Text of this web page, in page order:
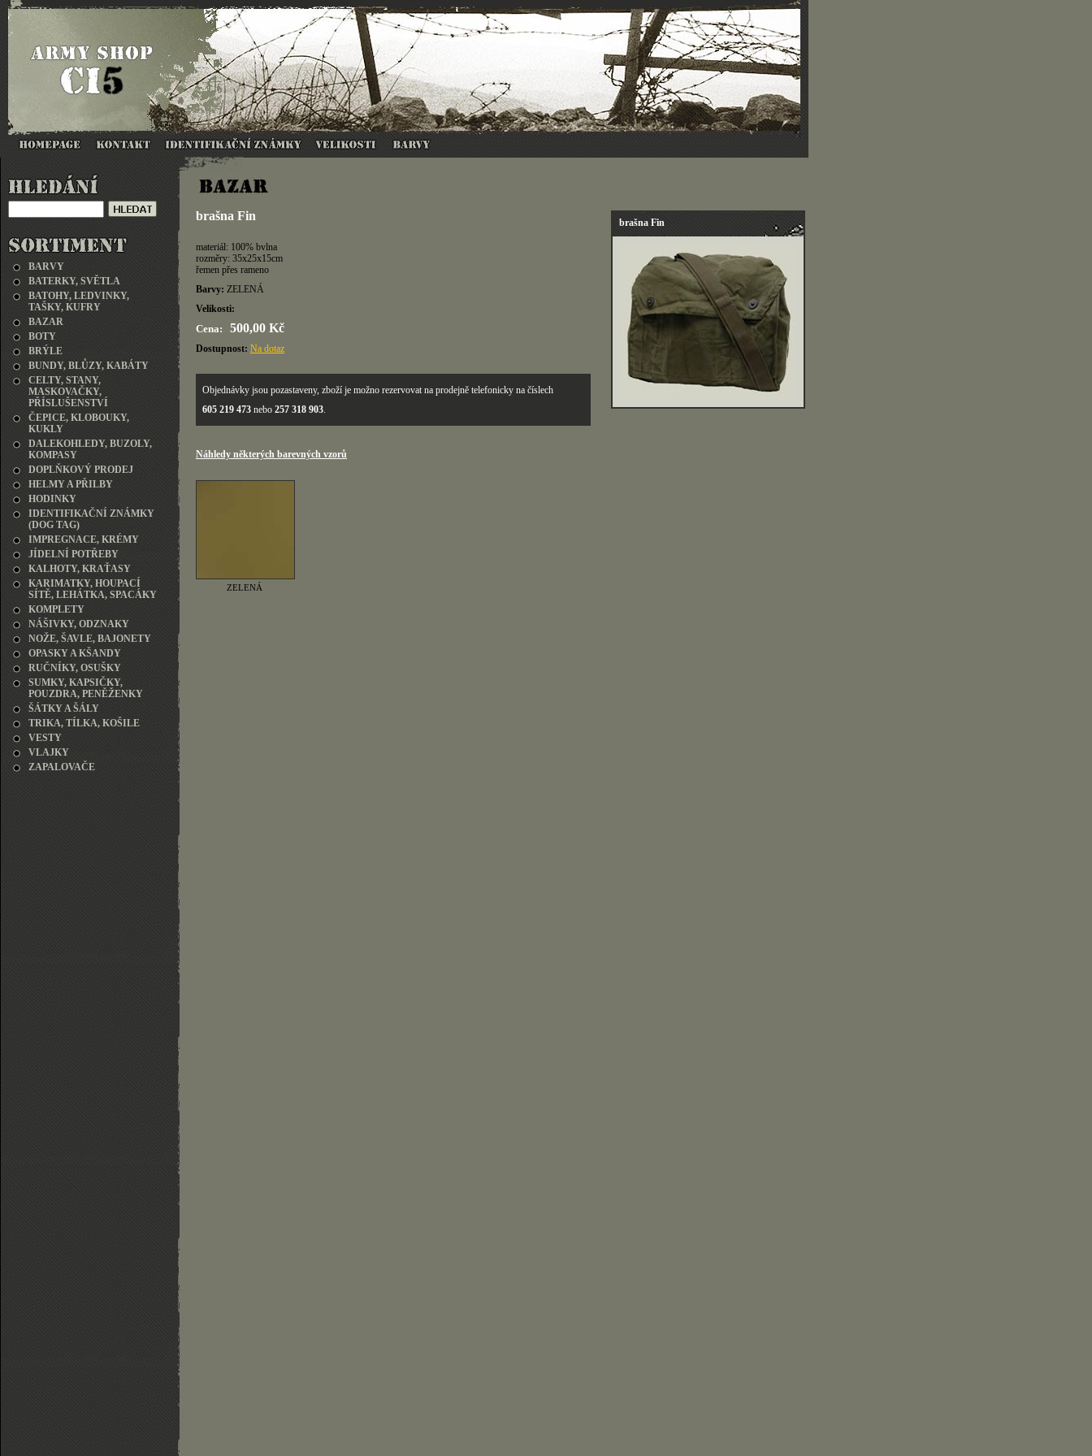
BARVY
BATERKY, SVĚTLA
BATOHY, LEDVINKY,
TAŠKY, KUFRY
BAZAR
BOTY
BRÝLE
BUNDY, BLŮZY, KABÁTY
CELTY, STANY,
MASKOVAČKY,
PŘÍSLUŠENSTVÍ
ČEPICE, KLOBOUKY,
KUKLY
DALEKOHLEDY, BUZOLY,
KOMPASY
DOPLŇKOVÝ PRODEJ
HELMY A PŘILBY
HODINKY
IDENTIFIKAČNÍ ZNÁMKY
(DOG TAG)
IMPREGNACE, KRÉMY
JÍDELNÍ POTŘEBY
KALHOTY, KRAŤASY
KARIMATKY, HOUPACÍ
SÍTĚ, LEHÁTKA, SPACÁKY
KOMPLETY
NÁŠIVKY, ODZNAKY
NOŽE, ŠAVLE, BAJONETY
OPASKY A KŠANDY
RUČNÍKY, OSUŠKY
SUMKY, KAPSIČKY,
POUZDRA, PENĚŽENKY
ŠÁTKY A ŠÁLY
TRIKA, TÍLKA, KOŠILE
VESTY
VLAJKY
ZAPALOVAČE
brašna Fin
brašna Fin
materiál: 100% bvlna
rozměry: 35x25x15cm
řemen přes rameno
Barvy: ZELENÁ
Velikosti:
Cena: 500,00 Kč
Dostupnost: Na dotaz
Objednávky jsou pozastaveny, zboží je možno rezervovat na prodejně telefonicky na číslech
605 219 473 nebo 257 318 903.
Náhledy některých barevných vzorů
ZELENÁ